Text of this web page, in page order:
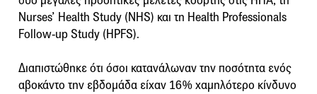
Nurses’ Health Study (NHS) και τη Health Professionals
Follow-up Study (HPFS).
Διαπιστώθηκε ότι όσοι κατανάλωναν την ποσότητα ενός
αβοκάντο την εβδομάδα είχαν 16% χαμηλότερο κίνδυνο